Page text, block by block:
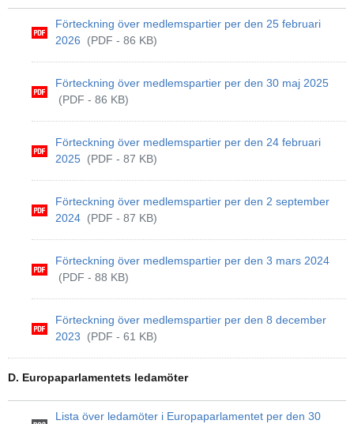
Förteckning över medlemspartier per den 25 februari
2026
(PDF - 86 KB)
Förteckning över medlemspartier per den 30 maj 2025
(PDF - 86 KB)
Förteckning över medlemspartier per den 24 februari
2025 (PDF - 87 KB)
Förteckning över medlemspartier per den 2 september
2024 (PDF - 87 KB)
Förteckning över medlemspartier per den 3 mars 2024
(PDF - 88 KB)
Förteckning över medlemspartier per den 8 december
2023
(PDF - 61 KB)
D. Europaparlamentets ledamöter
Lista över ledamöter i Europaparlamentet per den 30